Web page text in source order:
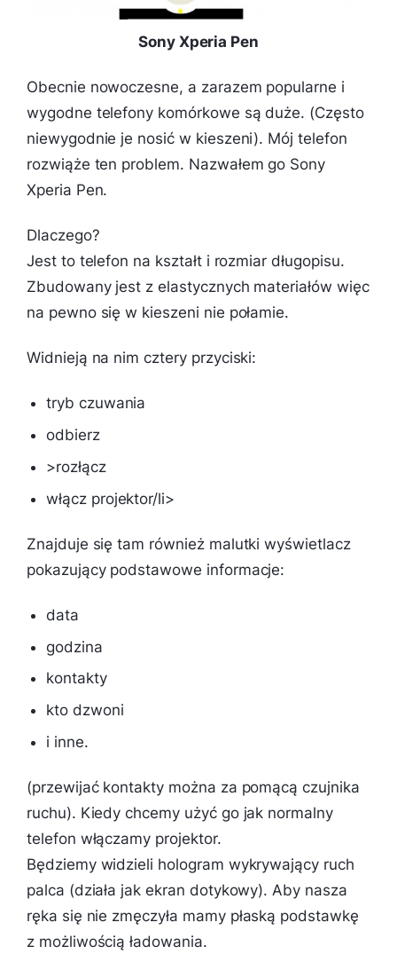
Sony Xperia Pen
Obecnie nowoczesne, a zarazem popularne i
wygodne telefony komórkowe są duże. (Często
niewygodnie je nosić w kieszeni). Mój telefon
rozwiąże ten problem. Nazwałem go Sony
Xperia Pen.
Dlaczego?
Jest to telefon na kształt i rozmiar długopisu.
Zbudowany jest z elastycznych materiałów więc
na pewno się w kieszeni nie połamie.
Widnieją na nim cztery przyciski:
tryb czuwania
odbierz
>rozłącz
włącz projektor/li>
Znajduje się tam również malutki wyświetlacz
pokazujący podstawowe informacje:
data
godzina
kontakty
kto dzwoni
i inne.
(przewijać kontakty można za pomącą czujnika
ruchu). Kiedy chcemy użyć go jak normalny
telefon włączamy projektor.
Będziemy widzieli hologram wykrywający ruch
palca (działa jak ekran dotykowy). Aby nasza
ręka się nie zmęczyła mamy płaską podstawkę
z możliwością ładowania.